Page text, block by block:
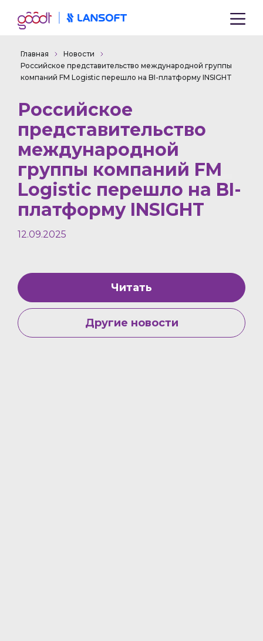
Главная
Новости
Российское представительство международной группы
компаний FM Logistic перешло на BI-платформу INSIGHT
Российское
представительство
международной
группы компаний FM
Logistic перешло на BI-
платформу INSIGHT
12.09.2025
Читать
Другие новости